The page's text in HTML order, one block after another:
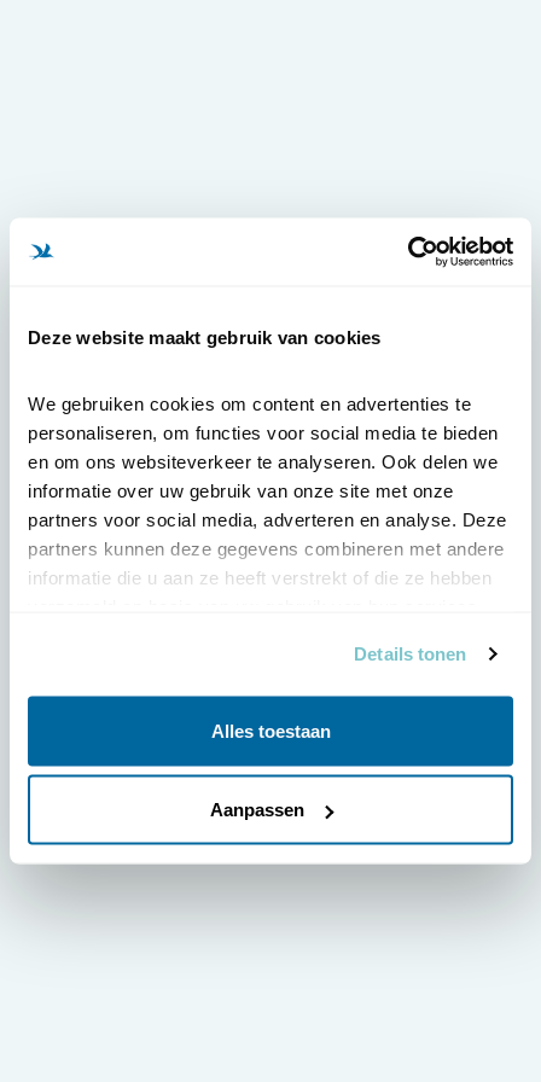
Deze website maakt gebruik van cookies
We gebruiken cookies om content en advertenties te
personaliseren, om functies voor social media te bieden
en om ons websiteverkeer te analyseren. Ook delen we
informatie over uw gebruik van onze site met onze
partners voor social media, adverteren en analyse. Deze
partners kunnen deze gegevens combineren met andere
informatie die u aan ze heeft verstrekt of die ze hebben
Details tonen
Alles toestaan
Aanpassen